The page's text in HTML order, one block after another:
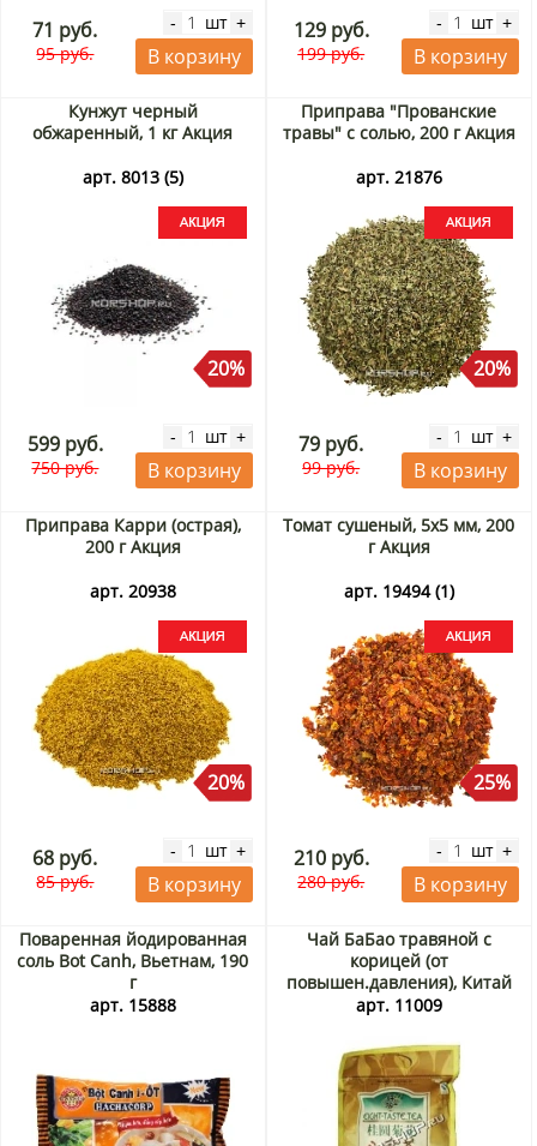
71 руб.
95 руб.
- шт +
В корзину
129 руб.
199 руб.
- шт +
В корзину
Кунжут черный
обжаренный, 1 кг Акция
арт. 8013 (5)
20%
599 руб.
750 руб.
- шт +
В корзину
Приправа "Прованские
травы" с солью, 200 г Акция
арт. 21876
20%
79 руб.
99 руб.
- шт +
В корзину
Приправа Карри (острая),
200 г Акция
арт. 20938
20%
68 руб.
85 руб.
- шт +
В корзину
Томат сушеный, 5х5 мм, 200
г Акция
арт. 19494 (1)
25%
210 руб.
280 руб.
- шт +
В корзину
Поваренная йодированная
соль Bot Canh, Вьетнам, 190
г
арт. 15888
Чай БаБао травяной с
корицей (от
повышен.давления), Китай
арт. 11009